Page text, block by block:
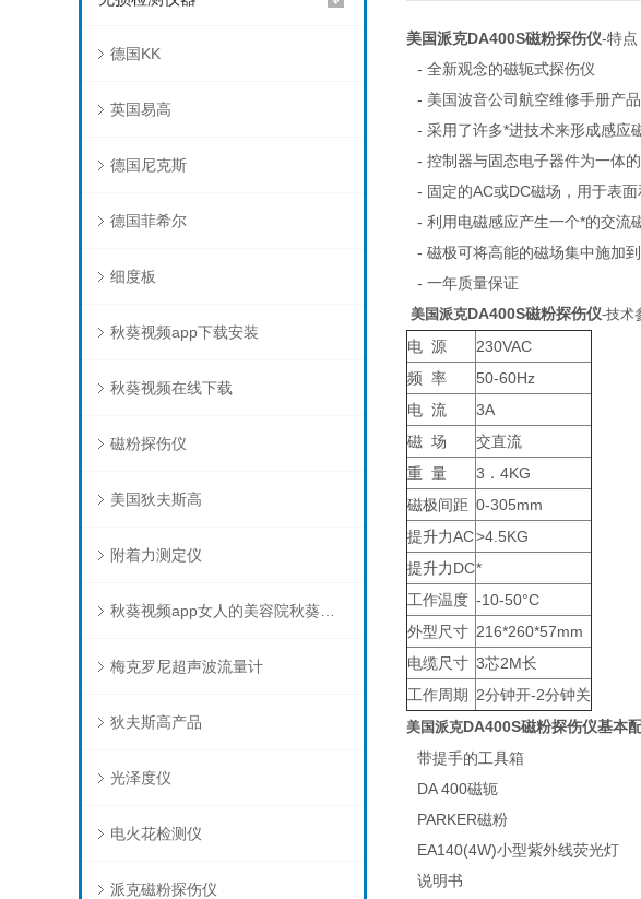
德国KK
英国易高
德国尼克斯
德国菲希尔
细度板
秋葵视频app下载安装
秋葵视频在线下载
磁粉探伤仪
美国狄夫斯高
附着力测定仪
秋葵视频app女人的美容院秋葵视频在线下载
梅克罗尼超声波流量计
狄夫斯高产品
光泽度仪
电火花检测仪
派克磁粉探伤仪
美国派克DA400S磁粉探伤仪-特点
- 全新观念的磁轭式探伤仪
- 美国波音公司航空维修手册产品
- 采用了许多*进技术来形成感应磁场
- 控制器与固态电子器件为一体的高
- 固定的AC或DC磁场，用于表面
- 利用电磁感应产生一个*的交流
- 磁极可将高能的磁场集中施加到
- 一年质量保证
美国派克DA400S磁粉探伤仪-技术参
电 源
230VAC
频 率
50-60Hz
电 流
3A
磁 场
交直流
重 量
3．4KG
磁极间距 0-305mm
提升力AC>4.5KG
提升力DC*
工作温度 -10-50°C
外型尺寸 216*260*57mm
电缆尺寸 3芯2M长
工作周期 2分钟开-2分钟关
美国派克DA400S磁粉探伤仪基本
带提手的工具箱
DA 400磁轭
PARKER磁粉
EA140(4W)小型紫外线荧光灯
说明书